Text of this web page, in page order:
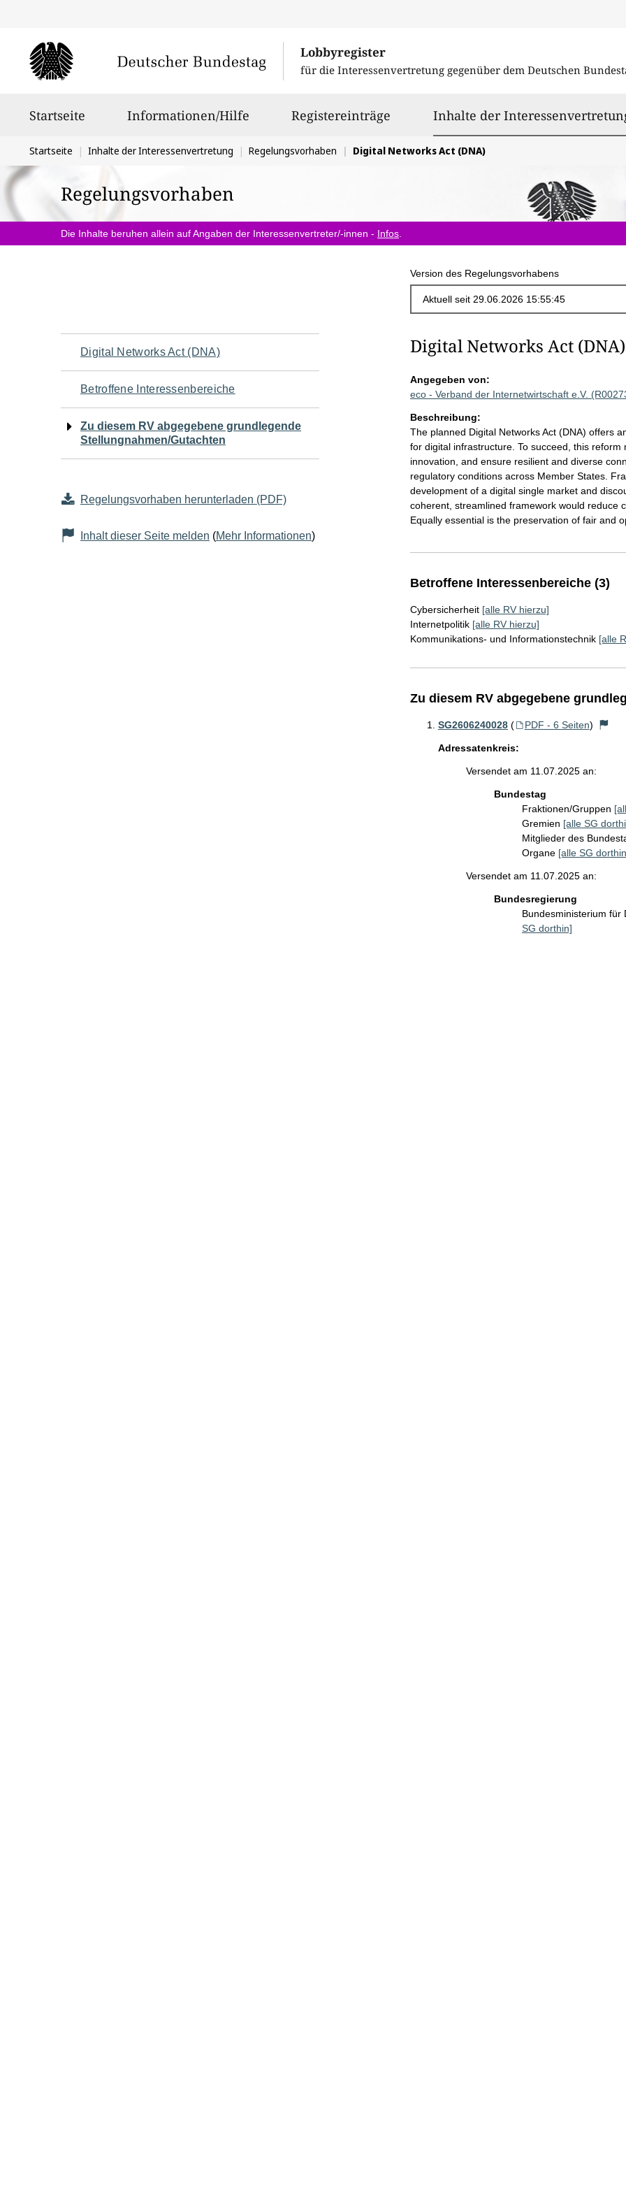
Lobbyregister
für die Interessenvertretung gegenüber dem Deutschen
Startseite Informationen/Hilfe Registereinträge Inhalte der
Sie
befinden
sich
hier:
Startseite Inhalte der Interessenvertretung Regelungsvorhaben Digital Networks Act (DNA)
Regelungsvorhaben
Die Inhalte beruhen allein auf Angaben der Interessenvertreter/-innen - Infos
Version des Regelungsvorhabens
Navigation
für
den
Seiteninhalt
Digital Networks Act (DNA)
Betroffene Interessenbereiche
Zu diesem RV abgegebene grundlegende
Stellungnahmen/Gutachten
Regelungsvorhaben herunterladen (PDF)
Inhalt dieser Seite melden (Mehr Informationen)
Digital Networks Act (DNA)
Angegeben von:
eco - Verband der Internetwirtschaft e.V.
Beschreibung:
The planned Digital Networks Act (DNA) offers
for digital infrastructure. To succeed, this
innovation, and ensure resilient and diverse
regulatory conditions across Member States.
development of a digital single market and
coherent, streamlined framework would reduce
Equally essential is the preservation of fair and
Betroffene Interessenbereiche (3)
Cybersicherheit [alle RV hierzu]
Internetpolitik [alle RV hierzu]
Kommunikations- und Informationstechnik [alle
Zu diesem RV abgegebene
SG2606240028 ( PDF - 6 Seiten)
Adressatenkreis:
Versendet am 11.07.2025 an:
Bundestag
Fraktionen/Gruppen
Gremien [alle SG
Mitglieder des
Organe [alle SG
Versendet am 11.07.2025 an:
Bundesregierung
Bundesministerium
SG dorthin]